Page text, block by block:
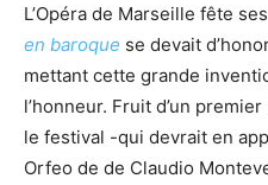
L’Opéra de Marseille fête
en baroque se devait
mettant cette grande
l’honneur. Fruit d’un
le festival -qui devrait en
Orfeo de de Claudio